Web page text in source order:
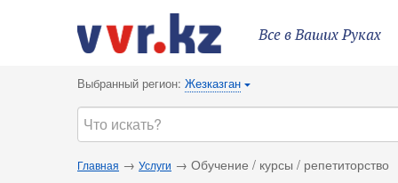
Все в Ваших Руках
Выбранный регион: Жезказган {
Главная → Услуги → Обучение / курсы / репетиторство